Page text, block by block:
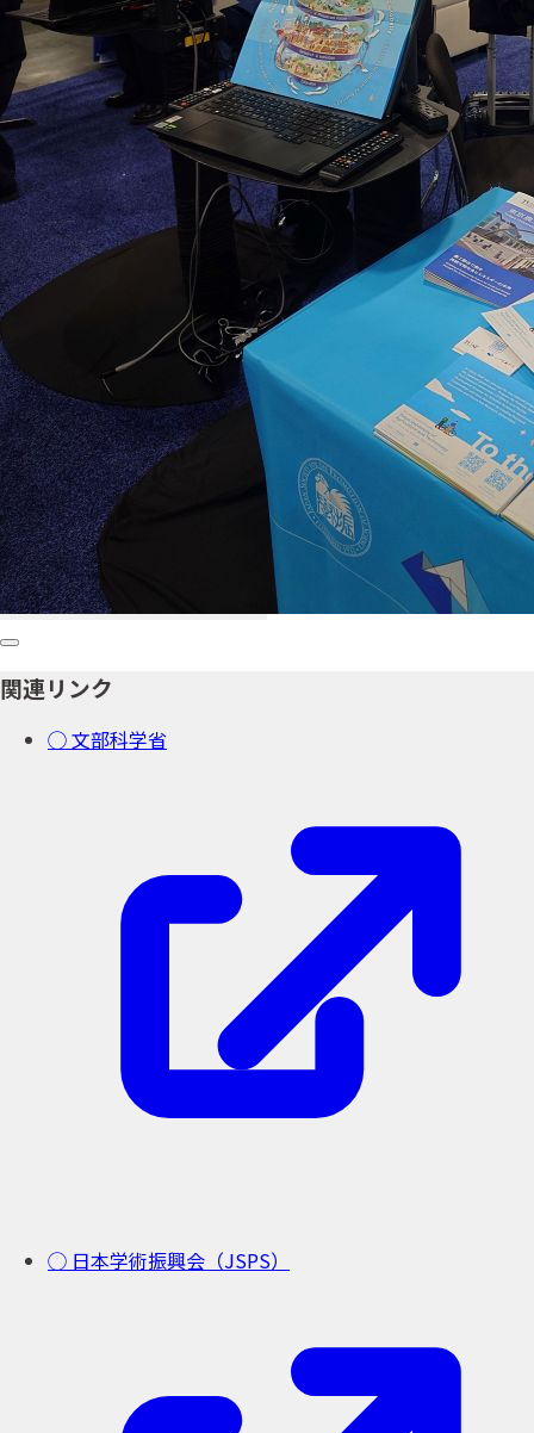
関連リンク
◯ 文部科学省
◯ 日本学術振興会（JSPS）